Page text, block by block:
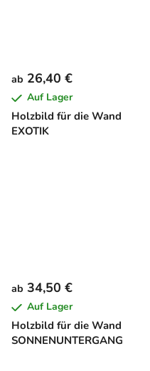
Holzbild für die Wand
EXOTIK
ab 26,40 €
Auf Lager
Holzbild für die Wand
SONNENUNTERGANG
ab 34,50 €
Auf Lager